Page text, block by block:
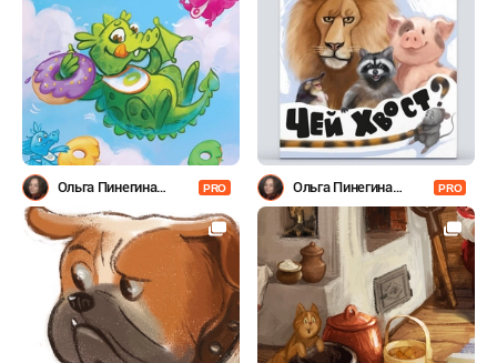
Ольга Пинегина
(Гумерова)
PRO
Ольга Пинегина
(Гумерова)
PRO